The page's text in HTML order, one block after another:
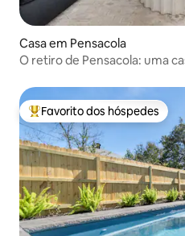
Casa em Pensacola
O retiro de Pensacola: uma
Favoritos dos hóspedes
Favorito dos hóspedes